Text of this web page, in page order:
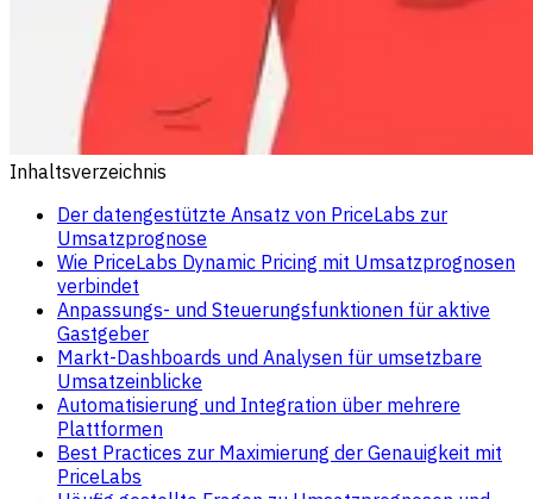
Inhaltsverzeichnis
Der datengestützte Ansatz von PriceLabs zur
Umsatzprognose
Wie PriceLabs Dynamic Pricing mit Umsatzprognosen
verbindet
Anpassungs- und Steuerungsfunktionen für aktive
Gastgeber
Markt-Dashboards und Analysen für umsetzbare
Umsatzeinblicke
Automatisierung und Integration über mehrere
Plattformen
Best Practices zur Maximierung der Genauigkeit mit
PriceLabs